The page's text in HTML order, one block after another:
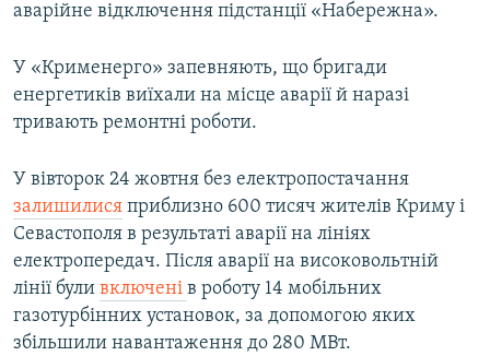
аварійне відключення підстанції «Набережна».
У «Крименерго» запевняють, що бригади
енергетиків виїхали на місце аварії й наразі
тривають ремонтні роботи.
У вівторок 24 жовтня без електропостачання
залишилися приблизно 600 тисяч жителів Криму і
Севастополя в результаті аварії на лініях
електропередач. Після аварії на високовольтній
лінії були включені в роботу 14 мобільних
газотурбінних установок, за допомогою яких
збільшили навантаження до 280 МВт.